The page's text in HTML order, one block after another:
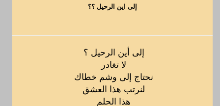
إلى اين الرحيل ؟؟
إلى أين الرحيل ؟
لا تغادر
نحتاج إلى وشم خطاك
لنرتب هذا العشق
هذا الحلم